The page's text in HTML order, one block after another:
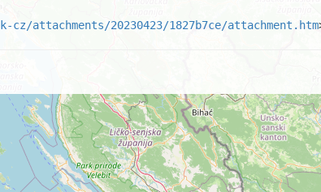
20230423/1827b7ce/attachment.htm